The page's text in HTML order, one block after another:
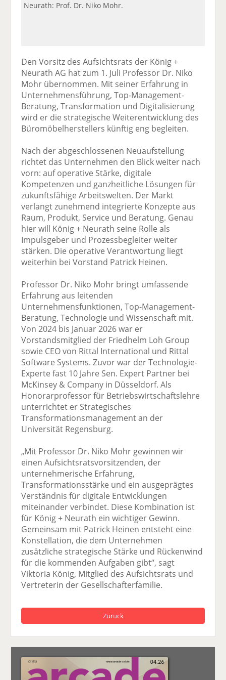
Neurath: Prof. Dr. Niko Mohr.
Den Vorsitz des Aufsichtsrats der König +
Neurath AG hat zum 1. Juli Professor Dr. Niko
Mohr übernommen. Mit seiner Erfahrung in
Unternehmensführung, Top-Management-
Beratung, Transformation und Digitalisierung
wird er die strategische Weiterentwicklung des
Büromöbelherstellers künftig eng begleiten.
Nach der abgeschlossenen Neuaufstellung
richtet das Unternehmen den Blick weiter nach
vorn: auf operative Stärke, digitale
Kompetenzen und ganzheitliche Lösungen für
zukunftsfähige Arbeitswelten. Der Markt
verlangt zunehmend integrierte Konzepte aus
Raum, Produkt, Service und Beratung. Genau
hier will König + Neurath seine Rolle als
Impulsgeber und Prozessbegleiter weiter
stärken. Die operative Verantwortung liegt
weiterhin bei Vorstand Patrick Heinen.
Professor Dr. Niko Mohr bringt umfassende
Erfahrung aus leitenden
Unternehmensfunktionen, Top-Management-
Beratung, Technologie und Wissenschaft mit.
Von 2024 bis Januar 2026 war er
Vorstandsmitglied der Friedhelm Loh Group
sowie CEO von Rittal International und Rittal
Software Systems. Zuvor war der Technologie-
Experte fast 10 Jahre Sen. Expert Partner bei
McKinsey & Company in Düsseldorf. Als
Honorarprofessor für Betriebswirtschaftslehre
unterrichtet er Strategisches
Transformationsmanagement an der
Universität Regensburg.
„Mit Professor Dr. Niko Mohr gewinnen wir
einen Aufsichtsratsvorsitzenden, der
unternehmerische Erfahrung,
Transformationsstärke und ein ausgeprägtes
Verständnis für digitale Entwicklungen
miteinander verbindet. Diese Kombination ist
für König + Neurath ein wichtiger Gewinn.
Gemeinsam mit Patrick Heinen entsteht eine
Konstellation, die dem Unternehmen
zusätzliche strategische Stärke und Rückenwind
für die kommenden Aufgaben gibt“, sagt
Viktoria König, Mitglied des Aufsichtsrats und
Vertreterin der Gesellschafterfamilie.
Zurück